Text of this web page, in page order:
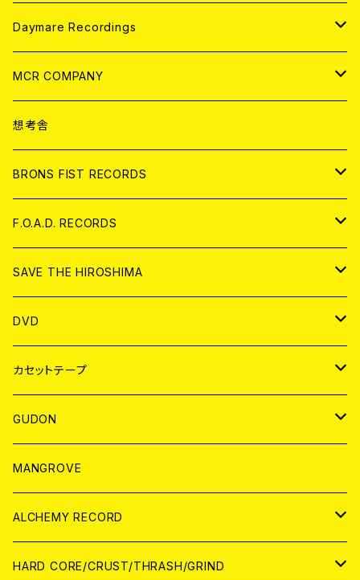
アパレル
ANALOG
CD
ANALOG
Daymare Recordings
CD
ANALOG
MCR COMPANY
CD
アパレル
ANALOG
想考舎
BRONS FIST RECORDS
CD
ANALOG
F.O.A.D. RECORDS
CD
ANALOG
SAVE THE HIROSHIMA
アパレル
BADGE
DVD
JAPAN
WORLD
カセットテープ
JAPAN
WORLD
GUDON
アパレル
PATCH
アナログ
MANGROVE
ALCHEMY RECORD
CD
HARD CORE/CRUST/THRASH/GRIND